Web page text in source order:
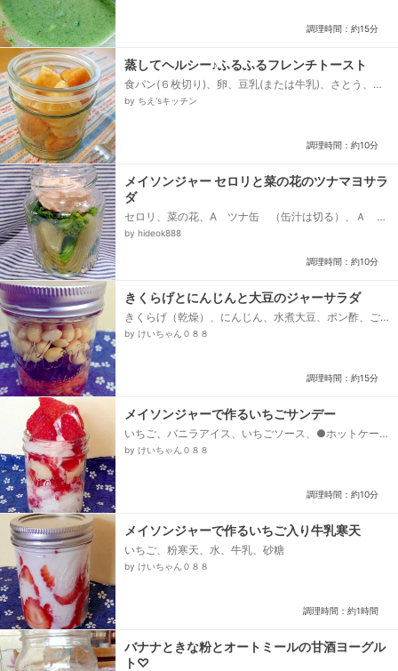
調理時間：約15分
蒸してヘルシー♪ふるふるフレンチトースト
食パン(６枚切り)、卵、豆乳(または牛乳)、さとう、バ
ニラエッセンス、ハチミツ
by ちえ'sキッチン
調理時間：約10分
メイソンジャー セロリと菜の花のツナマヨサラ
ダ
セロリ、菜の花、A ツナ缶 （缶汁は切る）、Ａ マ
ヨネーズ、Ａ 塩コショウ、Ａ 三温糖
by hideok888
調理時間：約10分
きくらげとにんじんと大豆のジャーサラダ
きくらげ（乾燥）、にんじん、水煮大豆、ポン酢、ご
ま油、レモン汁
by けいちゃん０８８
調理時間：約15分
メイソンジャーで作るいちごサンデー
いちご、バニラアイス、いちごソース、●ホットケー
キミックス、●牛乳、●サラダ油、●砂糖
by けいちゃん０８８
調理時間：約10分
メイソンジャーで作るいちご入り牛乳寒天
いちご、粉寒天、水、牛乳、砂糖
by けいちゃん０８８
調理時間：約1時間
バナナときな粉とオートミールの甘酒ヨーグル
ト♡